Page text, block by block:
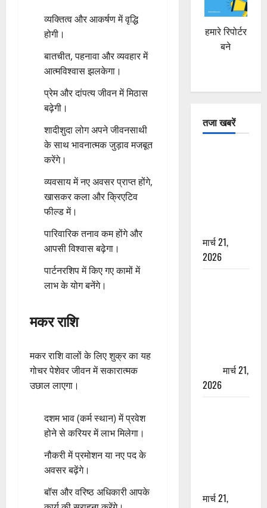
व्यक्तित्व और आकर्षण में वृद्धि
होगी।
बातचीत, पहनावा और व्यवहार में
आत्मविश्वास झलकेगा।
प्रेम और दांपत्य जीवन में मिठास
बढ़ेगी।
शादीशुदा लोग अपने जीवनसाथी
के साथ भावनात्मक जुड़ाव मजबूत
करेंगे।
व्यवसाय में नए अवसर प्राप्त होंगे,
खासकर कला और क्रिएटिव
फील्ड में।
पारिवारिक तनाव कम होंगे और
आपसी विश्वास बढ़ेगा।
पार्टनरशिप में किए गए कामों में
लाभ के योग बनेंगे।
मकर राशि
मकर राशि वालों के लिए शुक्र का यह
गोचर पेशेवर जीवन में सकारात्मक
उछाल लाएगा।
दशम भाव (कर्म स्थान) में प्रवेश
होने से करियर में लाभ मिलेगा।
नौकरी में प्रमोशन या नए पद के
अवसर बढ़ेंगे।
बॉस और वरिष्ठ अधिकारी आपके
हमारे रिपोर्टर
बने
तजा खबरें
मार्च 21,
2026
मार्च 21,
2026
मार्च 21,